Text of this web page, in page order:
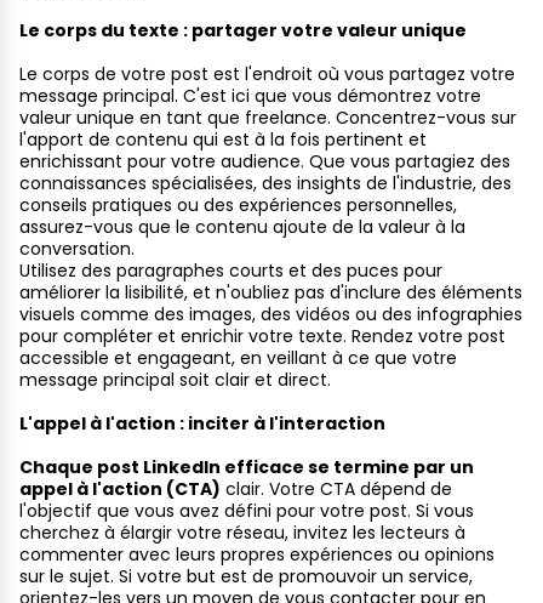
Le corps du texte : partager votre valeur unique
Le corps de votre post est l'endroit où vous partagez votre
message principal. C'est ici que vous démontrez votre
valeur unique en tant que freelance. Concentrez-vous sur
l'apport de contenu qui est à la fois pertinent et
enrichissant pour votre audience. Que vous partagiez des
connaissances spécialisées, des insights de l'industrie, des
conseils pratiques ou des expériences personnelles,
assurez-vous que le contenu ajoute de la valeur à la
conversation.
Utilisez des paragraphes courts et des puces pour
améliorer la lisibilité, et n'oubliez pas d'inclure des éléments
visuels comme des images, des vidéos ou des infographies
pour compléter et enrichir votre texte. Rendez votre post
accessible et engageant, en veillant à ce que votre
message principal soit clair et direct.
L'appel à l'action : inciter à l'interaction
Chaque post LinkedIn efficace se termine par un
appel à l'action (CTA) clair. Votre CTA dépend de
l'objectif que vous avez défini pour votre post. Si vous
cherchez à élargir votre réseau, invitez les lecteurs à
commenter avec leurs propres expériences ou opinions
sur le sujet. Si votre but est de promouvoir un service,
orientez-les vers un moyen de vous contacter pour en